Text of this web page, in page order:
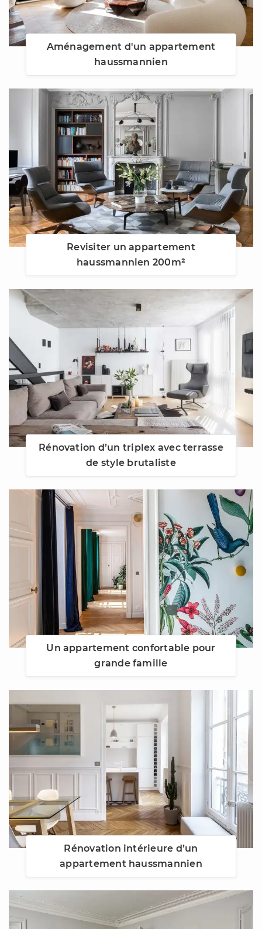
Aménagement d'un appartement
haussmannien
Revisiter un appartement
haussmannien 200m²
Rénovation d’un triplex avec terrasse
de style brutaliste
Un appartement confortable pour
grande famille
Rénovation intérieure d’un
appartement haussmannien